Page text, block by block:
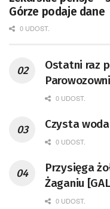
Górze podaje dane
0 UDOST.
Ostatni raz
remont
0 UDOST.
Czysta
0 UDOST.
Przysięga
Żaganiu
0 UDOST.